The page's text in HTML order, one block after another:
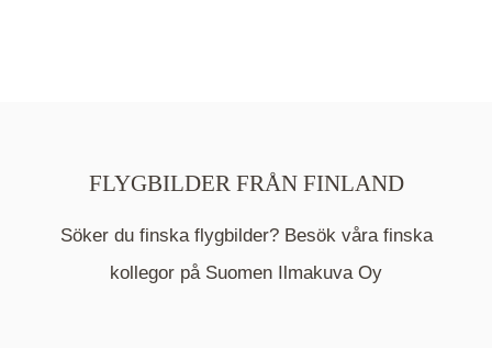
Mappen är en medelpunkt över fotat område och
kommer nu visa de fastigheter som finns just här.
FLYGBILDER FRÅN FINLAND
Söker du finska flygbilder? Besök våra finska
kollegor på Suomen Ilmakuva Oy